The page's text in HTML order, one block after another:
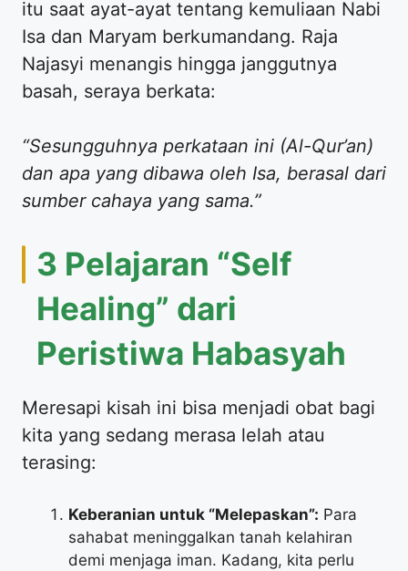
itu saat ayat-ayat tentang kemuliaan Nabi
Isa dan Maryam berkumandang. Raja
Najasyi menangis hingga janggutnya
basah, seraya berkata:
“Sesungguhnya perkataan ini (Al-Qur’an)
dan apa yang dibawa oleh Isa, berasal dari
sumber cahaya yang sama.”
​3 Pelajaran “Self
Healing” dari
Peristiwa Habasyah
​Meresapi kisah ini bisa menjadi obat bagi
kita yang sedang merasa lelah atau
terasing:
Keberanian untuk “Melepaskan”: Para
sahabat meninggalkan tanah kelahiran
demi menjaga iman. Kadang, kita perlu